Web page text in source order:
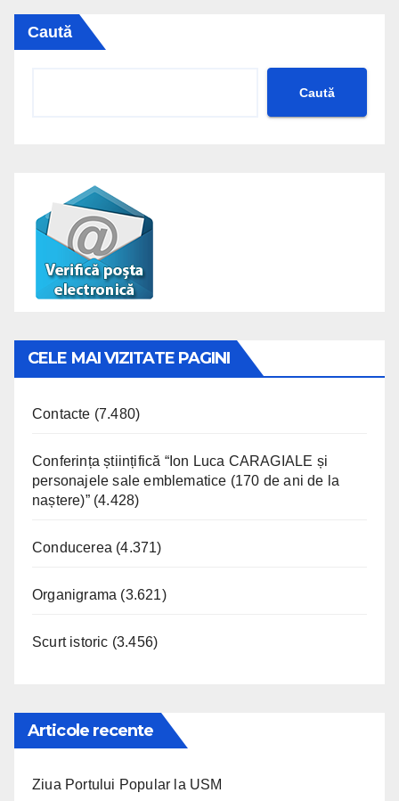
Caută
Caută
CELE MAI VIZITATE PAGINI
Contacte (7.480)
Conferința științifică “Ion Luca CARAGIALE și
personajele sale emblematice (170 de ani de la
naștere)” (4.428)
Conducerea (4.371)
Organigrama (3.621)
Scurt istoric (3.456)
Articole recente
Ziua Portului Popular la USM